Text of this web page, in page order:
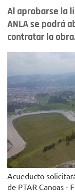
Al aprobarse la
ANLA se podrá
contratar la
Acueducto
de PTAR Canoas -